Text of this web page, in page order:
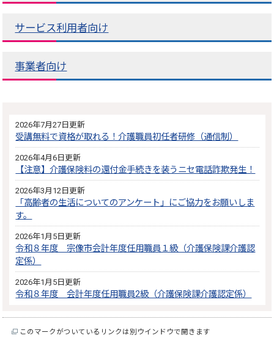
サービス利用者向け
事業者向け
2026年7月27日更新
受講無料で資格が取れる！介護職員初任者研修（通信制）
2026年4月6日更新
【注意】介護保険料の還付金手続きを装うニセ電話詐欺発生！
2026年3月12日更新
「高齢者の生活についてのアンケート」にご協力をお願いしま
す。
2026年1月5日更新
令和８年度 宗像市会計年度任用職員１級（介護保険課介護認
定係）
2026年1月5日更新
令和８年度 会計年度任用職員2級（介護保険課介護認定係）
このマークがついているリンクは別ウインドウで開きます